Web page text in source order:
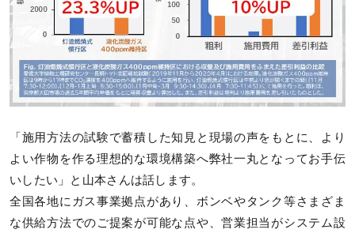
「施用方法の試験で蓄積した知見と現場の声をもとに、より
よい作物を作る理想的な環境構築へ弊社一丸となってお手伝
いしたい」と山本さんは話します。
全国各地にガス事業拠点があり、ボンベやタンク等さまざま
な供給方法でのご提案が可能な点や、営業担当がシステム設